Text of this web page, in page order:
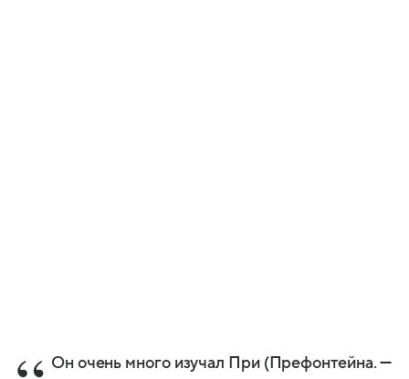
Он очень много изучал При (Префонтейна. —